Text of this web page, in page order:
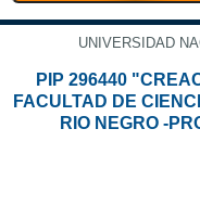
UNIVERSIDAD
PIP 296440
FACULTAD DE
RIO NEGRO -